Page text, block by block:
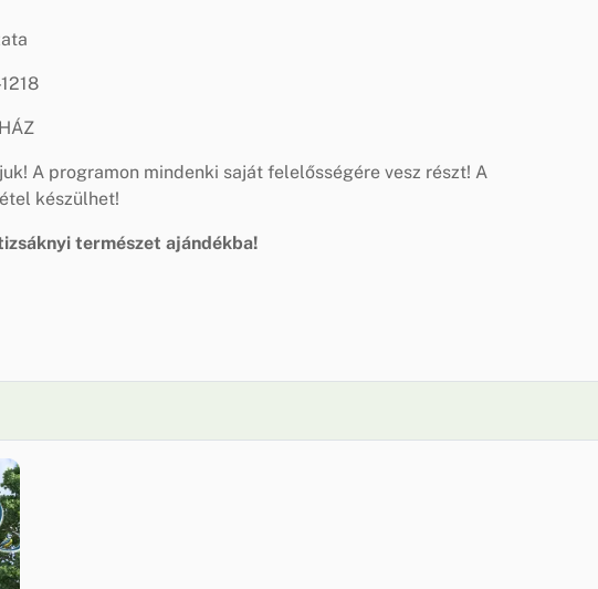
A programon mindenki saját felelősségére vesz részt! A
készülhet!
természet ajándékba!